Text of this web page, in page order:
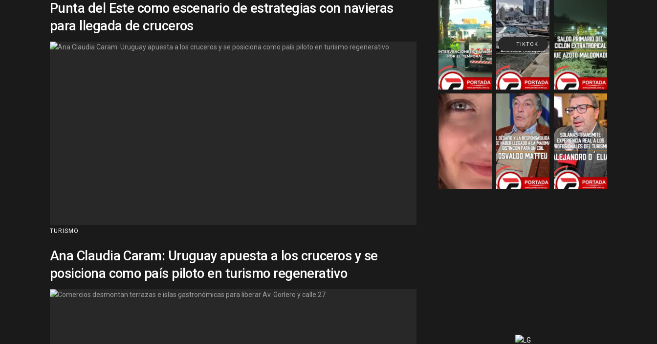
Punta del Este como escenario de estrategias con navieras
para llegada de cruceros
TURISMO
Ana Claudia Caram: Uruguay apuesta a los cruceros y se
posiciona como país piloto en turismo regenerativo
TIKTOK